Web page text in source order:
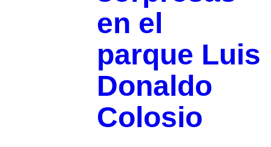
en el
parque Luis
Donaldo
Colosio